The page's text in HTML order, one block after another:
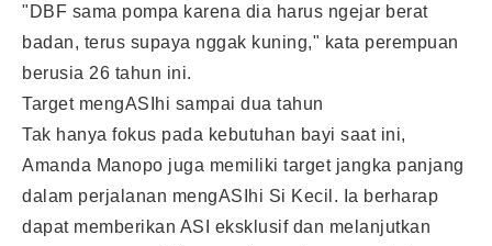
"DBF sama pompa karena dia harus ngejar berat
badan, terus supaya nggak kuning," kata perempuan
berusia 26 tahun ini.
Target mengASIhi sampai dua tahun
Tak hanya fokus pada kebutuhan bayi saat ini,
Amanda Manopo juga memiliki target jangka panjang
dalam perjalanan mengASIhi Si Kecil. Ia berharap
dapat memberikan ASI eksklusif dan melanjutkan